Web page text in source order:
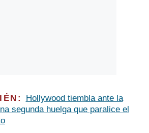
Hollywood tiembla ante la
segunda huelga que paralice el